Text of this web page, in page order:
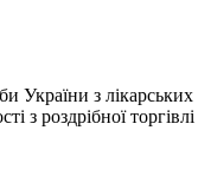
України з лікарських
з роздрібної торгівлі